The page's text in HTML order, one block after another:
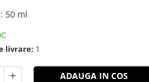
: 50 ml
livrare: 1
ADAUGA IN COS